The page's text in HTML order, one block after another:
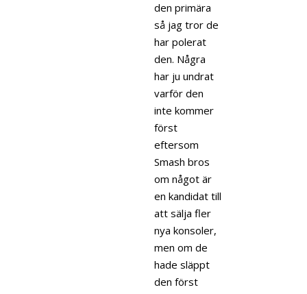
den primära
så jag tror de
har polerat
den. Några
har ju undrat
varför den
inte kommer
först
eftersom
Smash bros
om något är
en kandidat till
att sälja fler
nya konsoler,
men om de
hade släppt
den först